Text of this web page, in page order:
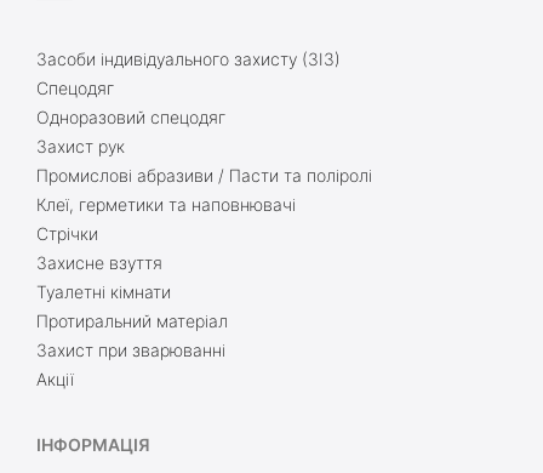
Засоби індивідуального захисту (ЗІЗ)
Спецодяг
Одноразовий спецодяг
Захист рук
Промислові абразиви / Пасти та поліролі
Клеї, герметики та наповнювачі
Стрічки
Захисне взуття
Туалетні кімнати
Протиральний матеріал
Захист при зварюванні
Акції
ІНФОРМАЦІЯ